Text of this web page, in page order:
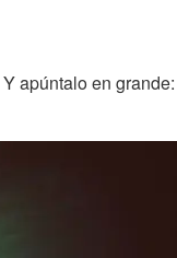
Y apúntalo en grande: